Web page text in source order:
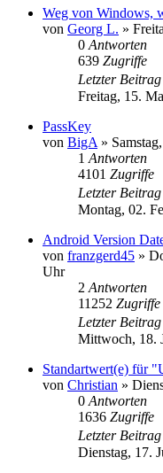
Weg von Windows,
von Georg L. »
0 Antworten
639 Zugriffe
Letzter Beitrag
Freitag, 15.
PassKey
von BigA »
1 Antworten
4101 Zugriffe
Letzter Beitrag
Montag, 02.
Android Version
von franzgerd45 »
Uhr
2 Antworten
11252 Zugriffe
Letzter Beitrag
Mittwoch, 18.
Standartwert(e) für
von Christian »
0 Antworten
1636 Zugriffe
Letzter Beitrag
Dienstag, 17.